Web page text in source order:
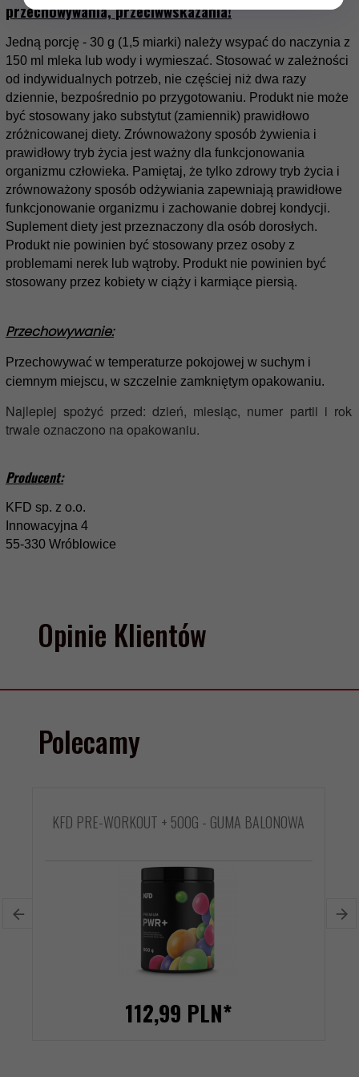
przechowywania,przeciwwskazania!
Jedną porcję - 30 g (1,5 miarki) należy wsypać do naczynia z
150 ml mleka lub wody i wymieszać. Stosować w zależności
od indywidualnych potrzeb, nie częściej niż dwa razy
dziennie, bezpośrednio po przygotowaniu. Produkt nie może
być stosowany jako substytut (zamiennik) prawidłowo
zróżnicowanej diety. Zrównoważony sposób żywienia i
prawidłowy tryb życia jest ważny dla funkcjonowania
organizmu człowieka. Pamiętaj, że tylko zdrowy tryb życia i
zrównoważony sposób odżywiania zapewniają prawidłowe
funkcjonowanie organizmu i zachowanie dobrej kondycji.
Suplement diety jest przeznaczony dla osób dorosłych.
Produkt nie powinien być stosowany przez osoby z
problemami nerek lub wątroby. Produkt nie powinien być
stosowany przez kobiety w ciąży i karmiące piersią.
Przechowywanie:
Przechowywać w temperaturze pokojowej w suchym i
ciemnym miejscu, w szczelnie zamkniętym opakowaniu.
Najlepiej spożyć przed: dzień, miesiąc, numer partii i rok
trwale oznaczono na opakowaniu.
Producent:
KFD sp. z o.o.
Innowacyjna 4
55-330 Wróblowice
Opinie Klientów
Polecamy
KFD PRE-WORKOUT + 500G - GUMA BALONOWA
112,99 PLN*